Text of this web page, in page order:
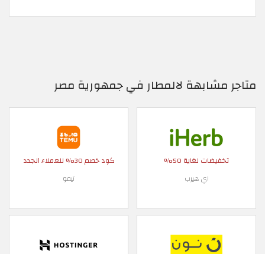
متاجر مشابهة لالمطار في جمهورية مصر
تخفيضات لغاية 50%
اي هيرب
كود خصم 30% للعملاء الجدد
تيمو